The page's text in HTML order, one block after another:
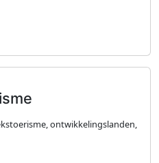
ontwikkelingslanden,